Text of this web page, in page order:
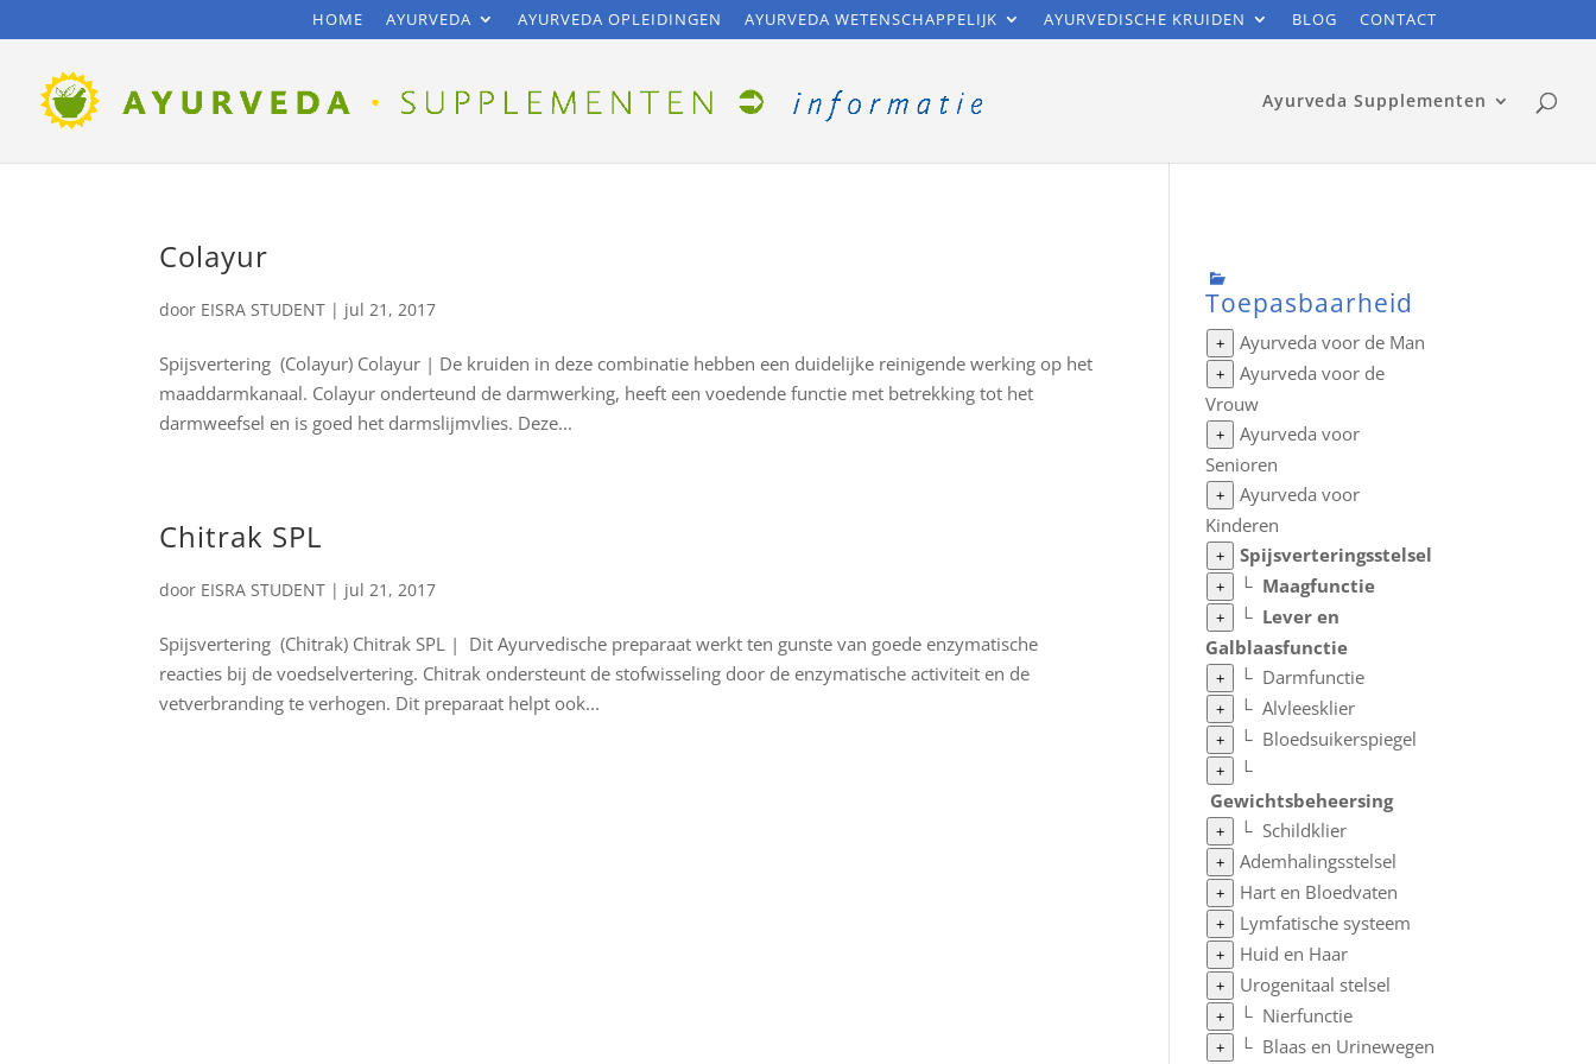
HOME AYURVEDA AYURVEDA OPLEIDINGEN AYURVEDA WETENSCHAPPELIJK AYURVEDISCHE KRUIDEN BLOG CONTACT
Ayurveda Supplementen
Colayur
door EISRA STUDENT | jul 21, 2017
Spijsvertering (Colayur) Colayur | De kruiden in deze combinatie hebben een duidelijke reinigende werking op het
maaddarmkanaal. Colayur onderteund de darmwerking, heeft een voedende functie met betrekking tot het
darmweefsel en is goed het darmslijmvlies. Deze...
Chitrak SPL
door EISRA STUDENT | jul 21, 2017
Spijsvertering (Chitrak) Chitrak SPL | Dit Ayurvedische preparaat werkt ten gunste van goede enzymatische
reacties bij de voedselvertering. Chitrak ondersteunt de stofwisseling door de enzymatische activiteit en de
vetverbranding te verhogen. Dit preparaat helpt ook...
Toepasbaarheid
+ Ayurveda voor de Man
+
Ayurveda voor de
Vrouw
+
Ayurveda voor
Senioren
+
Ayurveda voor
Kinderen
+ Spijsverteringsstelsel
+ └ Maagfunctie
+ └ Lever en
Galblaasfunctie
+ └ Darmfunctie
+ └Alvleesklier
+ └ Bloedsuikerspiegel
+
└
Gewichtsbeheersing
+ └Schildklier
+ Ademhalingsstelsel
+ Hart en Bloedvaten
+ Lymfatische systeem
+ Huid en Haar
+ Urogenitaal stelsel
+ └ Nierfunctie
+ └ Blaas en Urinewegen